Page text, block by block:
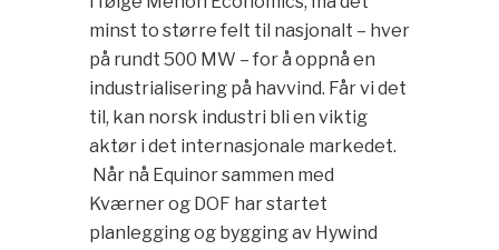
minst to større felt til nasjonalt – hver
på rundt 500 MW – for å oppnå en
industrialisering på havvind. Får vi det
til, kan norsk industri bli en viktig
aktør i det internasjonale markedet.
Når nå Equinor sammen med
Kværner og DOF har startet
planlegging og bygging av Hywind